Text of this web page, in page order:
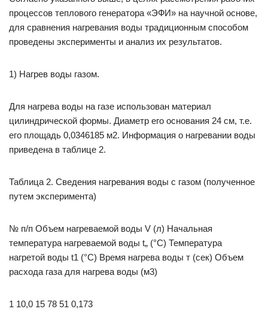
процессов теплового генератора «ЭФИ» на научной основе,
для сравнения нагревания воды традиционным способом
проведены эксперименты и анализ их результатов.
1) Нагрев воды газом.
Для нагрева воды на газе использован материал
цилиндрической формы. Диаметр его основания 24 см, т.е.
его площадь 0,0346185 м2. Информация о нагревании воды
приведена в таблице 2.
Таблица 2. Сведения нагревания воды с газом (полученное
путем эксперимента)
№ п/п Объем нагреваемой воды V (л) Начальная
температура нагреваемой воды t„ (°С) Температура
нагретой воды t1 (°С) Время нагрева воды т (сек) Объем
расхода газа для нагрева воды (м3)
1 10,0 15 78 51 0,173